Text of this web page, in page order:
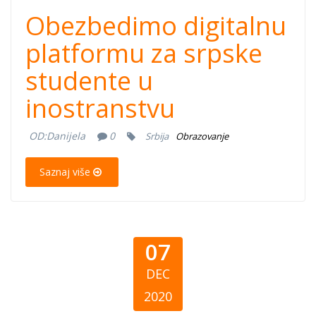
Obezbedimo digitalnu
platformu za srpske
studente u
inostranstvu
OD:Danijela 0 Srbija Obrazovanje
Saznaj više
07
DEC
2020